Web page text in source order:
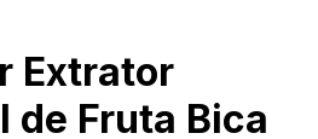
Extrator
de Fruta Bica